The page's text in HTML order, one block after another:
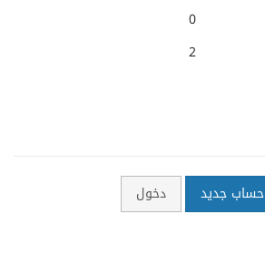
0
2
حساب جديد دخول